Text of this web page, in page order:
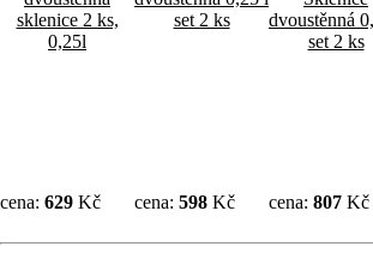
cena: 629 Kč cena: 598 Kč cena: 807 Kč